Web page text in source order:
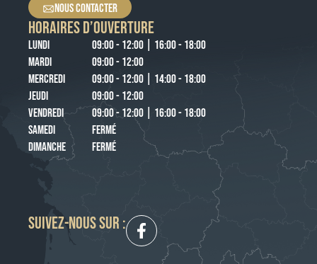
NOUS CONTACTER
HORAIRES D’OUVERTURE
LUNDI
09:00 - 12:00 | 16:00 - 18:00
MARDI
09:00 - 12:00
MERCREDI
09:00 - 12:00 | 14:00 - 18:00
JEUDI
09:00 - 12:00
VENDREDI
09:00 - 12:00 | 16:00 - 18:00
SAMEDI
FERMÉ
DIMANCHE
FERMÉ
SUIVEZ-NOUS SUR :